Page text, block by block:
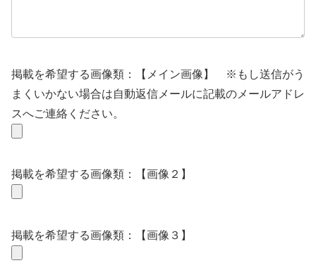
掲載を希望する画像類：【メイン画像】
※もし送信がう
まくいかない場合は自動返信メールに記載のメールアドレ
スへご連絡ください。
掲載を希望する画像類：【画像２】
掲載を希望する画像類：【画像３】